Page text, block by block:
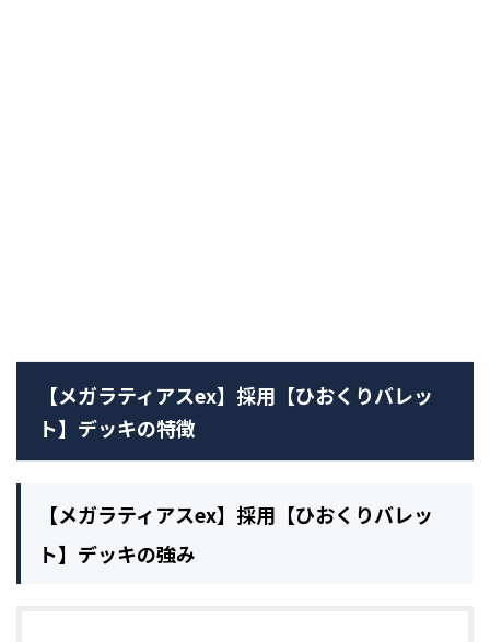
【メガラティアスex】採用【ひおくりバレッ
ト】デッキの特徴
【メガラティアスex】採用【ひおくりバレッ
ト】デッキの強み